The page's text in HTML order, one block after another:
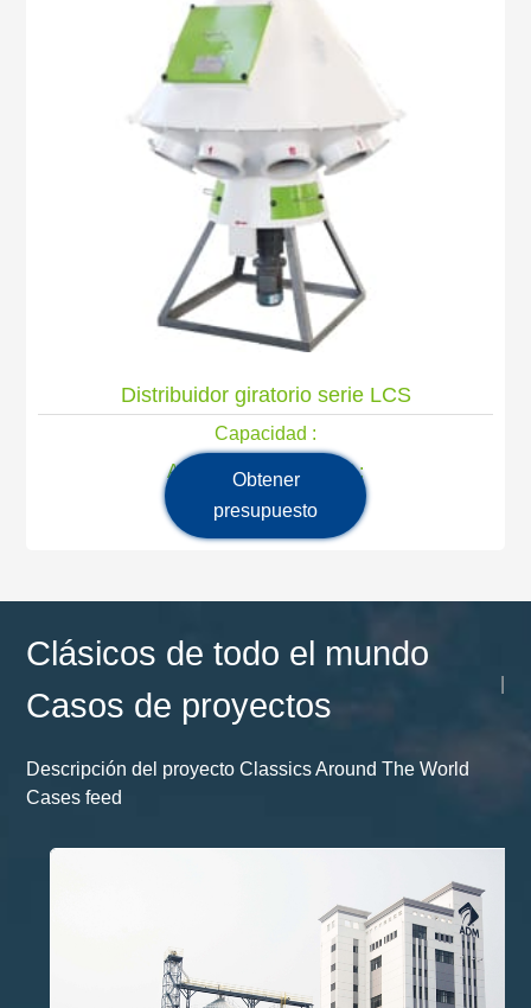
Distribuidor giratorio serie LCS
Capacidad :
Alimentación principal :
Obtener
presupuesto
Clásicos de todo el mundo
Casos de proyectos
Descripción del proyecto Classics Around The World
Cases feed